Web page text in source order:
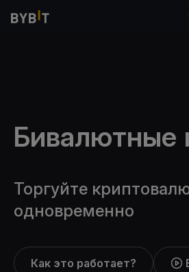
Бивалютные
Торгуйте
одновременно
Как это работает?